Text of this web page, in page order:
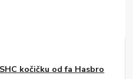
kočičku od fa Hasbro